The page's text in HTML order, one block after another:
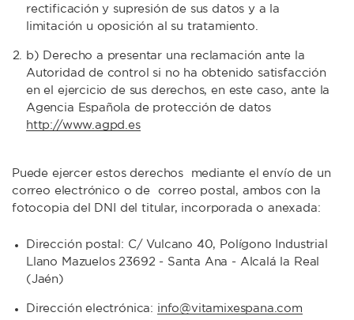
rectificación y supresión de sus datos y a la
limitación u oposición al su tratamiento.
b) Derecho a presentar una reclamación ante la
Autoridad de control si no ha obtenido satisfacción
en el ejercicio de sus derechos, en este caso, ante la
Agencia Española de protección de datos
http://www.agpd.es
Puede ejercer estos derechos mediante el envío de un
correo electrónico o de correo postal, ambos con la
fotocopia del DNI del titular, incorporada o anexada:
Dirección postal: C/ Vulcano 40, Polígono Industrial
Llano Mazuelos 23692 - Santa Ana - Alcalá la Real
(Jaén)
Dirección electrónica: info@vitamixespana.com